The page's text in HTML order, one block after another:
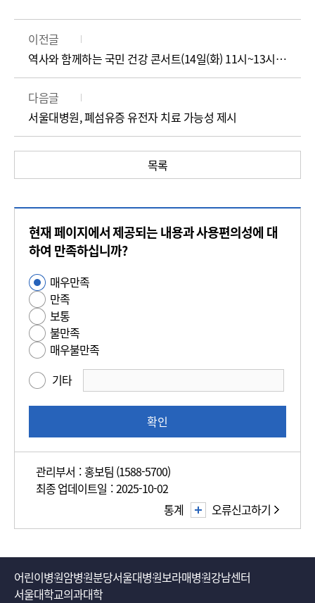
이전글
역사와 함께하는 국민 건강 콘서트(14일(화) 11시~13시15분)
다음글
서울대병원, 폐섬유증 유전자 치료 가능성 제시
목록
현재 페이지에서 제공되는 내용과 사용편의성에 대
하여 만족하십니까?
사
용
편
의
성
족
사
매우만족
만족
보통
불만족
매우불만족
기타
확인
관리부서 : 홍보팀 (1588-5700)
최종 업데이트일 : 2025-10-02
오류신고하기
통계
어린이병원암병원분당서울대병원보라매병원강남센터
서울대학교의과대학